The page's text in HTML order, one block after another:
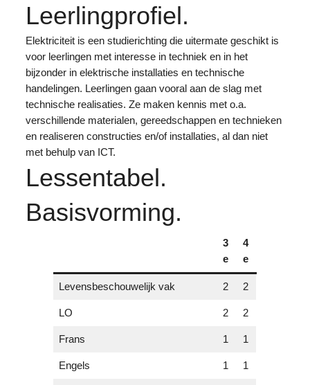
Leerlingprofiel.
Elektriciteit is een studierichting die uitermate geschikt is
voor leerlingen met interesse in techniek en in het
bijzonder in elektrische installaties en technische
handelingen. Leerlingen gaan vooral aan de slag met
technische realisaties. Ze maken kennis met o.a.
verschillende materialen, gereedschappen en technieken
en realiseren constructies en/of installaties, al dan niet
met behulp van ICT.
Lessentabel.
Basisvorming.
3
e
4
e
Levensbeschouwelijk vak 2 2
LO 2 2
Frans 1 1
Engels 1 1